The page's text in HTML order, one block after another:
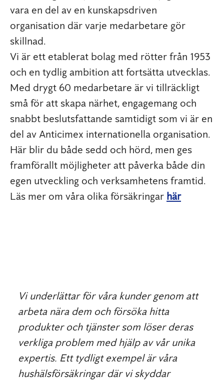
vara en del av en kunskapsdriven
organisation där varje medarbetare gör
skillnad.
Vi är ett etablerat bolag med rötter från 1953
och en tydlig ambition att fortsätta utvecklas.
Med drygt 60 medarbetare är vi tillräckligt
små för att skapa närhet, engagemang och
snabbt beslutsfattande samtidigt som vi är en
del av Anticimex internationella organisation.
Här blir du både sedd och hörd, men ges
framförallt möjligheter att påverka både din
egen utveckling och verksamhetens framtid.
Läs mer om våra olika försäkringar här
Vi underlättar för våra kunder genom att
arbeta nära dem och försöka hitta
produkter och tjänster som löser deras
verkliga problem med hjälp av vår unika
expertis. Ett tydligt exempel är våra
hushälsförsäkringar där vi skyddar